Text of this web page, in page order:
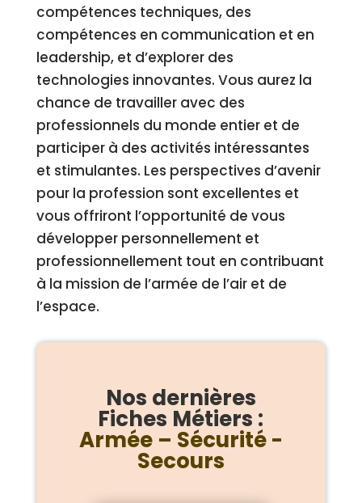
compétences techniques, des
compétences en communication et en
leadership, et d’explorer des
technologies innovantes. Vous aurez la
chance de travailler avec des
professionnels du monde entier et de
participer à des activités intéressantes
et stimulantes. Les perspectives d’avenir
pour la profession sont excellentes et
vous offriront l’opportunité de vous
développer personnellement et
professionnellement tout en contribuant
à la mission de l’armée de l’air et de
l’espace.
Nos dernières
Fiches Métiers :
Armée – Sécurité -
Secours